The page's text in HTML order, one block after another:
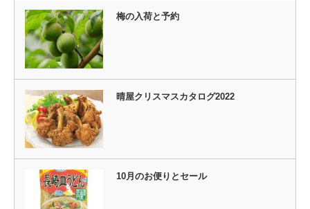
梅の入荷と予約
晴屋クリスマスカタログ2022
10月のお便りとセール